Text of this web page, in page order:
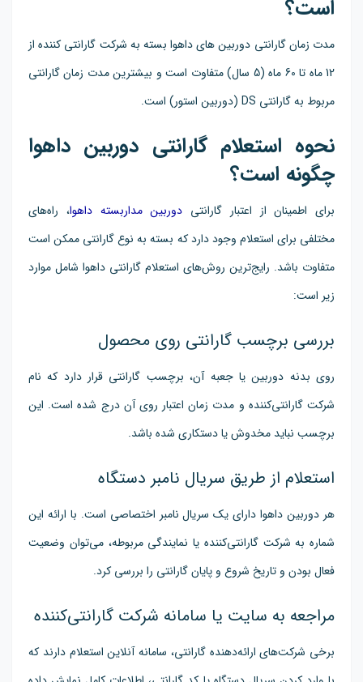
است؟
مدت زمان گارانتی دوربین های داهوا بسته به شرکت گارانتی کننده از
12 ماه تا 60 ماه (5 سال) متفاوت است و بیشترین مدت زمان گارانتی
مربوط به گارانتی DS (دوربین استور) است.
نحوه استعلام گارانتی دوربین داهوا
چگونه است؟
برای اطمینان از اعتبار گارانتی دوربین مداربسته داهوا، راه‌های
مختلفی برای استعلام وجود دارد که بسته به نوع گارانتی ممکن است
متفاوت باشد. رایج‌ترین روش‌های استعلام گارانتی داهوا شامل موارد
زیر است:
بررسی برچسب گارانتی روی محصول
روی بدنه دوربین یا جعبه آن، برچسب گارانتی قرار دارد که نام
شرکت گارانتی‌کننده و مدت زمان اعتبار روی آن درج شده است. این
برچسب نباید مخدوش یا دستکاری شده باشد.
استعلام از طریق سریال نامبر دستگاه
هر دوربین داهوا دارای یک سریال نامبر اختصاصی است. با ارائه این
شماره به شرکت گارانتی‌کننده یا نمایندگی مربوطه، می‌توان وضعیت
فعال بودن و تاریخ شروع و پایان گارانتی را بررسی کرد.
مراجعه به سایت یا سامانه شرکت گارانتی‌کننده
برخی شرکت‌های ارائه‌دهنده گارانتی، سامانه آنلاین استعلام دارند که